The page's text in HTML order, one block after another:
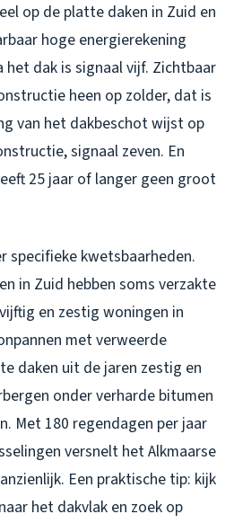
op de platte daken in Zuid en
hoge energierekening
dak is signaal vijf. Zichtbaar
heen op zolder, dat is
van het dakbeschot wijst op
signaal zeven. En
25 jaar of langer geen groot
specifieke kwetsbaarheden.
in Zuid hebben soms verzakte
en zestig woningen in
met verweerde
daken uit de jaren zestig en
onder verharde bitumen
Met 180 regendagen per jaar
versnelt het Alkmaarse
Een praktische tip: kijk
het dakvlak en zoek op